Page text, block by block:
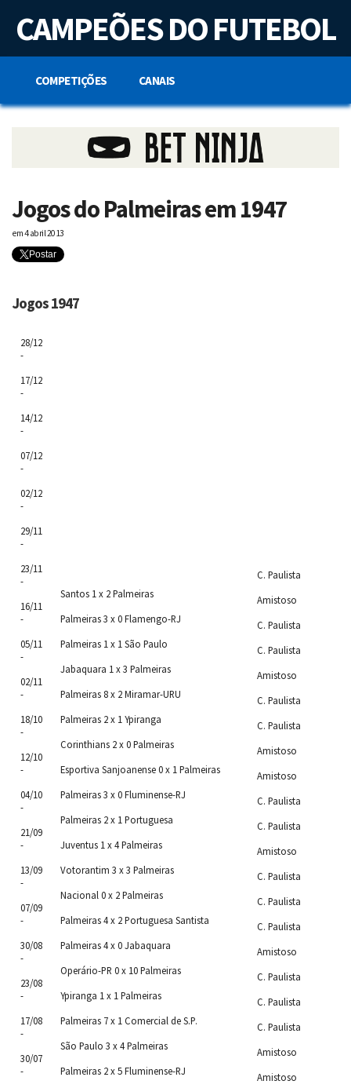
t
n
CAMPEÕES DO FUTEBOL
COMPETIÇÕES CANAIS
Jogos do Palmeiras em 1947
em4 abril 2013
Postar
Jogos 1947
28/12
-
17/12
-
14/12
-
07/12
-
02/12
-
29/11
-
23/11
-
16/11
-
05/11
-
02/11
-
18/10
-
12/10
-
04/10
-
21/09
-
13/09
-
07/09
-
30/08
-
23/08
-
17/08
-
30/07
-
Santos 1 x 2 Palmeiras
Palmeiras 3 x 0 Flamengo-RJ
Palmeiras 1 x 1 São Paulo
Jabaquara 1 x 3 Palmeiras
Palmeiras 8 x 2 Miramar-URU
Palmeiras 2 x 1 Ypiranga
Corinthians 2 x 0 Palmeiras
Esportiva Sanjoanense 0 x 1 Palmeiras
Palmeiras 3 x 0 Fluminense-RJ
Palmeiras 2 x 1 Portuguesa
Juventus 1 x 4 Palmeiras
Votorantim 3 x 3 Palmeiras
Nacional 0 x 2 Palmeiras
Palmeiras 4 x 2 Portuguesa Santista
Palmeiras 4 x 0 Jabaquara
Operário-PR 0 x 10 Palmeiras
Ypiranga 1 x 1 Palmeiras
Palmeiras 7 x 1 Comercial de S.P.
São Paulo 3 x 4 Palmeiras
Palmeiras 2 x 5 Fluminense-RJ
C. Paulista
Amistoso
C. Paulista
C. Paulista
Amistoso
C. Paulista
C. Paulista
Amistoso
Amistoso
C. Paulista
C. Paulista
Amistoso
C. Paulista
C. Paulista
C. Paulista
Amistoso
C. Paulista
C. Paulista
C. Paulista
Amistoso
Amistoso